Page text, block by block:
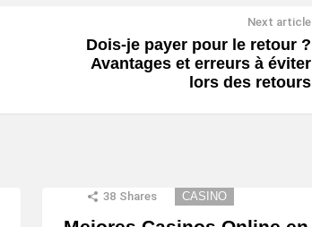
Next article
Dois-je payer pour le retour ?
Avantages et erreurs à éviter
lors des retours
38 Shares CASINO